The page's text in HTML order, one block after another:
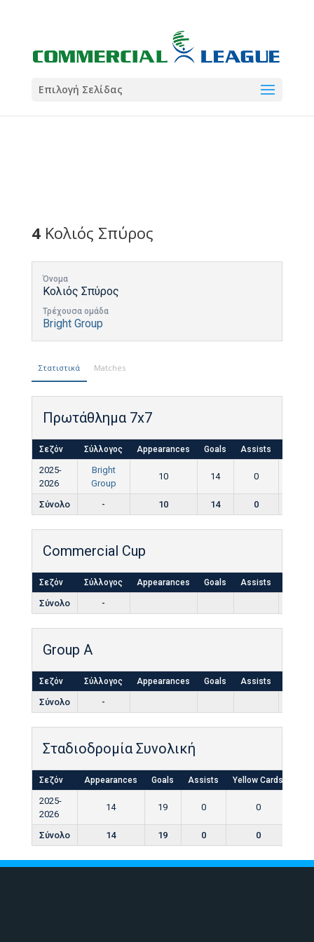
Coral
Σωματείο ΣΟΛ
Coral
5
Επιλογή Σελίδας
4Κολιός Σπύρος
Όνομα
Κολιός Σπύρος
Τρέχουσα ομάδα
Bright Group
Στατιστικά Matches
Πρωτάθλημα 7x7
Σεζόν Σύλλογος Appearances Goals Assists
2025-
2026
Bright
Group
10 14 0
Σύνολο - 10 14 0
Commercial Cup
Σεζόν Σύλλογος Appearances Goals Assists
Σύνολο -
Group A
Σεζόν Σύλλογος Appearances Goals Assists
Σύνολο -
Σταδιοδρομία Συνολική
Σεζόν Appearances Goals Assists Yellow Cards
2025-
2026
14 19 0 0
Σύνολο 14 19 0 0